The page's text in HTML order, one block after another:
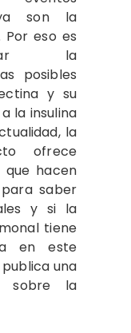
ya son la
eso es
la
posibles
y su
la insulina
la
ofrece
que hacen
saber
y si la
tiene
en este
una
sobre la